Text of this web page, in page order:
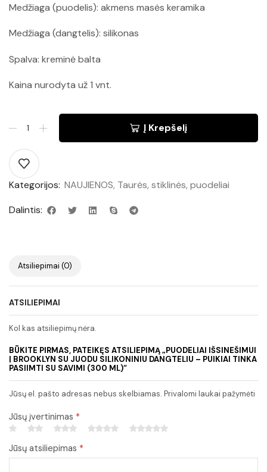
Medžiaga (puodelis): akmens masės keramika
Medžiaga (dangtelis): silikonas
Spalva: kreminė balta
Kaina nurodyta už 1 vnt.
Į Krepšelį
Kategorijos: NAUJIENOS, Taurės, stiklinės, puodeliai
Dalintis:
Atsiliepimai (0)
ATSILIEPIMAI
Kol kas atsiliepimų nėra.
BŪKITE PIRMAS, PATEIKĘS ATSILIEPIMĄ „PUODELIAI IŠSINEŠIMUI
| BROOKLYN SU JUODU SILIKONINIU DANGTELIU – PUIKIAI TINKA
PASIIMTI SU SAVIMI (300 ML)“
Jūsų el. pašto adresas nebus skelbiamas. Privalomi laukai pažymėti
Jūsų įvertinimas *
Jūsų atsiliepimas *